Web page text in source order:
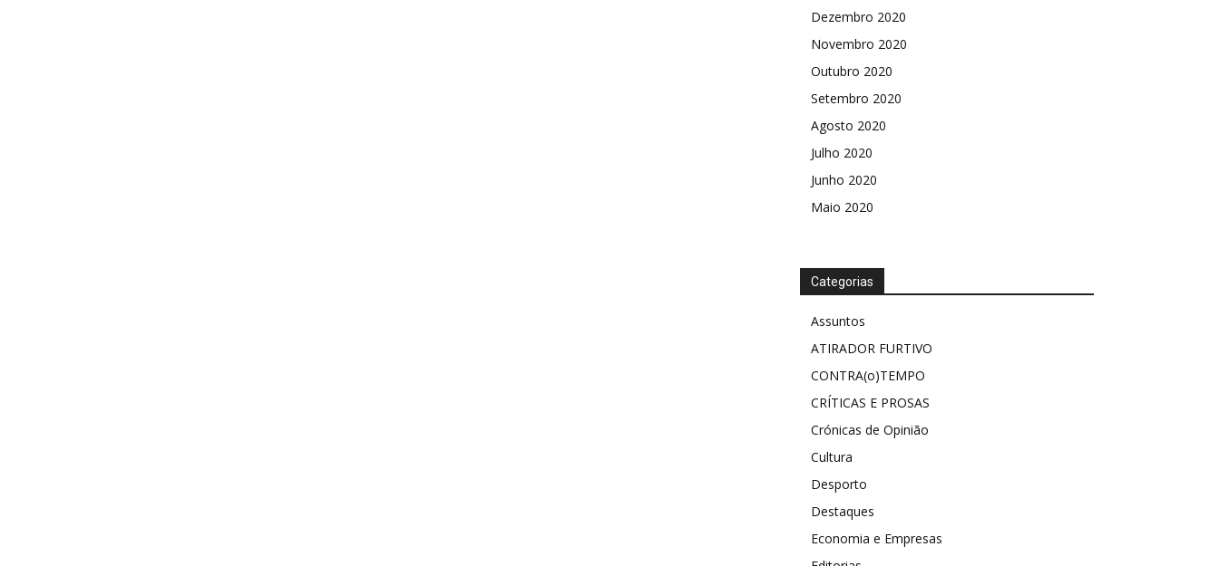
Dezembro 2020
Novembro 2020
Outubro 2020
Setembro 2020
Agosto 2020
Julho 2020
Junho 2020
Maio 2020
Categorias
Assuntos
ATIRADOR FURTIVO
CONTRA(o)TEMPO
CRÍTICAS E PROSAS
Crónicas de Opinião
Cultura
Desporto
Destaques
Economia e Empresas